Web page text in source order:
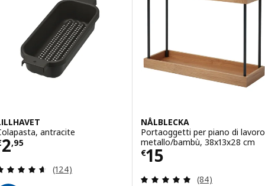
antracite
2,95 € 2,95
Recensione: 4.6 fuori da 5 stelle. Totale
(124)
NÅLBLECKA
Portaoggetti per piano di
metallo/bambù, 38x13x28 cm
€15
Prezzo € 15
Recensione:
(84)